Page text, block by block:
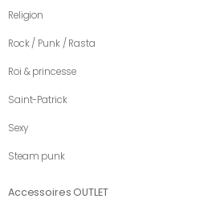
Religion
Rock / Punk / Rasta
Roi & princesse
Saint-Patrick
Sexy
Steam punk
Accessoires OUTLET